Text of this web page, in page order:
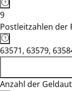
9
Postleitzahlen der
63571, 63579,
Anzahl der